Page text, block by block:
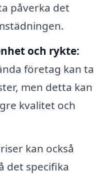
påverka det
och rykte:
företag kan ta
men detta kan
kvalitet och
kan också
det specifika